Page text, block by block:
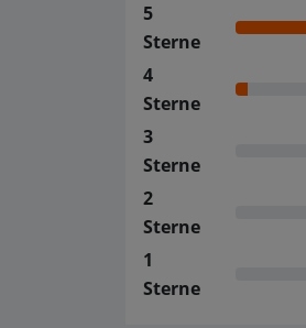
5
Sterne
4
Sterne
3
Sterne
2
Sterne
1
Sterne